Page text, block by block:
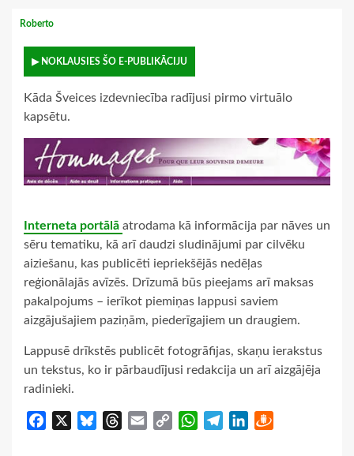
Roberto
▶ NOKLAUSIES ŠO E-PUBLIKĀCIJU
Kāda Šveices izdevniecība radījusi pirmo virtuālo
kapsētu.
Interneta portālā atrodama kā informācija par nāves un
sēru tematiku, kā arī daudzi sludinājumi par cilvēku
aiziešanu, kas publicēti iepriekšējās nedēļas
reģionālajās avīzēs. Drīzumā būs pieejams arī maksas
pakalpojums – ierīkot piemiņas lappusi saviem
aizgājušajiem paziņām, piederīgajiem un draugiem.
Lappusē drīkstēs publicēt fotogrāfijas, skaņu ierakstus
un tekstus, ko ir pārbaudījusi redakcija un arī aizgājēja
radinieki.
Facebook BlueskyThreads
Email
Copy
WhatsApp
TelegramLinkedIn